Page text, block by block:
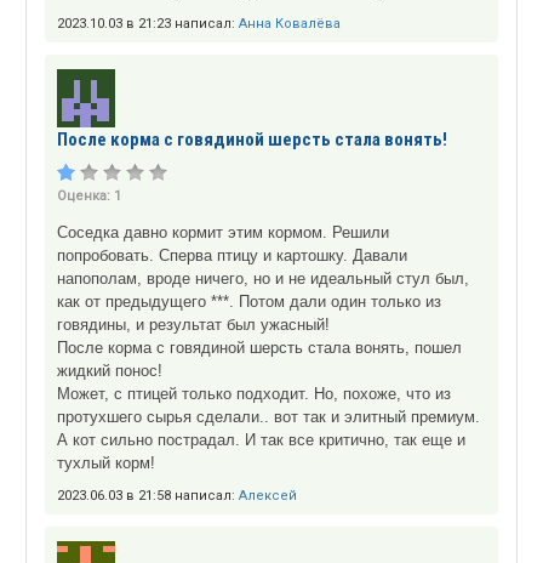
2023.10.03 в 21:23 написал: Анна Ковалёва
После корма с говядиной шерсть стала вонять!
Оценка: 1
Соседка давно кормит этим кормом. Решили
попробовать. Сперва птицу и картошку. Давали
напополам, вроде ничего, но и не идеальный стул был,
как от предыдущего ***. Потом дали один только из
говядины, и результат был ужасный!
После корма с говядиной шерсть стала вонять, пошел
жидкий понос!
Может, с птицей только подходит. Но, похоже, что из
протухшего сырья сделали.. вот так и элитный премиум.
А кот сильно пострадал. И так все критично, так еще и
тухлый корм!
2023.06.03 в 21:58 написал: Алексей